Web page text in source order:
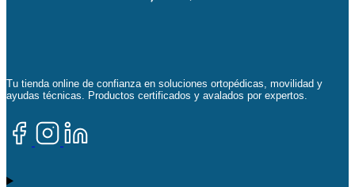
Tu tienda online de confianza en soluciones ortopédicas, movilidad y
ayudas técnicas. Productos certificados y avalados por expertos.